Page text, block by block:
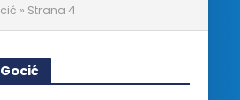
» Strana 4